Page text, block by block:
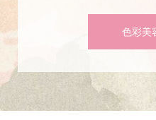
色彩美